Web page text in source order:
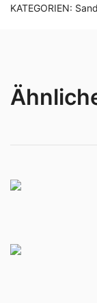
KATEGORIEN: Sand